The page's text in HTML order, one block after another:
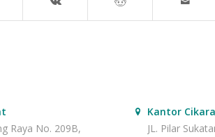
Raya No. 209B,
Kantor
JL. Pilar